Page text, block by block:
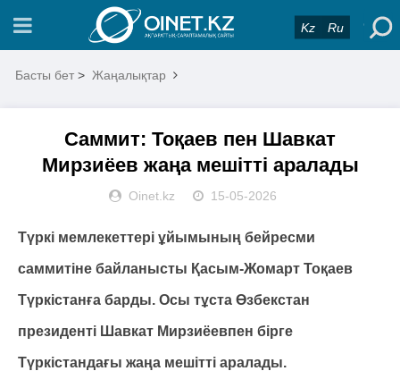
Kz Ru
Басты бет > Жаңалықтар
Саммит: Тоқаев пен Шавкат
Мирзиёев жаңа мешітті аралады
Oinet.kz 15-05-2026
Түркі мемлекеттері ұйымының бейресми
саммитіне байланысты Қасым-Жомарт Тоқаев
Түркістанға барды. Осы тұста Өзбекстан
президенті Шавкат Мирзиёевпен бірге
Түркістандағы жаңа мешітті аралады.